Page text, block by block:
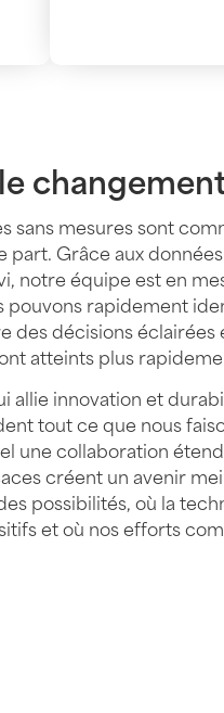
sans mesures sont
part. Grâce aux
notre équipe est en
pouvons rapidement
des décisions éclairées
atteints plus
allie innovation et
tout ce que nous
une collaboration
créent un avenir
possibilités, où la
et où nos efforts